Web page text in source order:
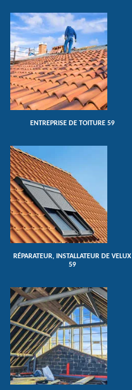
ENTREPRISE DE TOITURE 59
RÉPARATEUR, INSTALLATEUR DE VELUX
59